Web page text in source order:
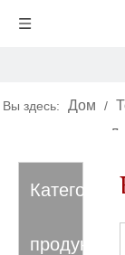
Вы здесь: Дом /
Категория
продукта